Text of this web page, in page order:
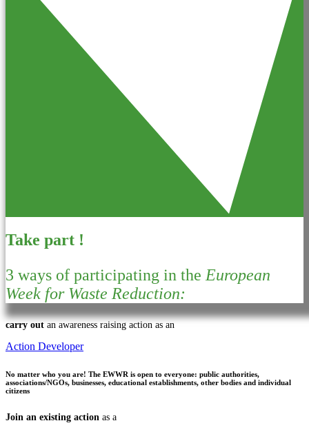
Take part !
3 ways of participating in the European
Week for Waste Reduction:
carry out an awareness raising action as an
Action Developer
No matter who you are! The EWWR is open to everyone: public authorities,
associations/NGOs, businesses, educational establishments, other bodies and individual
citizens
Join an existing action as a